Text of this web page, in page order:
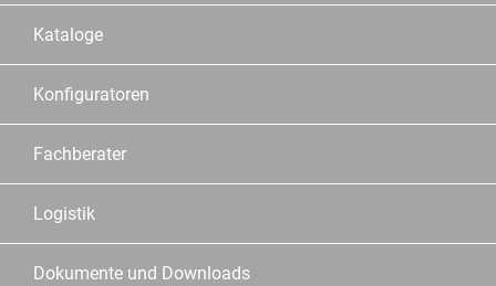
Kataloge
Konfiguratoren
Fachberater
Logistik
Dokumente und Downloads